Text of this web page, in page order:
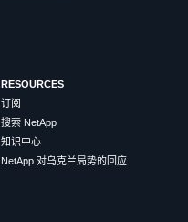
RESOURCES
订阅
搜索 NetApp
知识中心
NetApp 对乌克兰局势的回应